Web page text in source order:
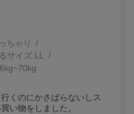
ちゃり
サイズ:LL
くのにかさばらないしス
い物をしました。